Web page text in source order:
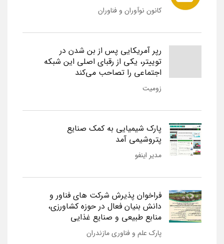
کانون نوآوران و فناوران
رپر آمریکایی پس از بن شدن در
توییتر، یکی از رقبای اصلی این شبکه
اجتماعی را تصاحب می‌کند
زومیت
پارک شیمیایی به کمک صنایع
پتروشیمی آمد
مدیر اینفو
فراخوان پذیرش شرکت های فناور و
دانش بنیان فعال در حوزه کشاورزی،
منابع طبیعی و صنایع غذایی
پارک علم و فناوری مازندران